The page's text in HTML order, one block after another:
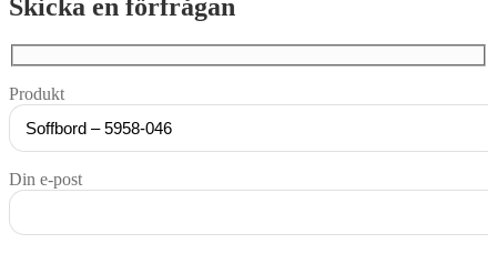
Skicka en förfrågan
Produkt
Din e-post